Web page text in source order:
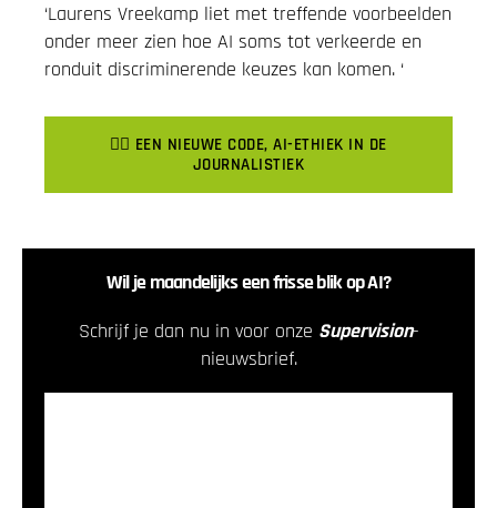
‘Laurens Vreekamp liet met treffende voorbeelden
onder meer zien hoe AI soms tot verkeerde en
ronduit discriminerende keuzes kan komen. ‘
👉🏽 EEN NIEUWE CODE, AI-ETHIEK IN DE
JOURNALISTIEK
Wil je maandelijks een frisse blik op AI?
Schrijf je dan nu in voor onze Supervision-
nieuwsbrief.